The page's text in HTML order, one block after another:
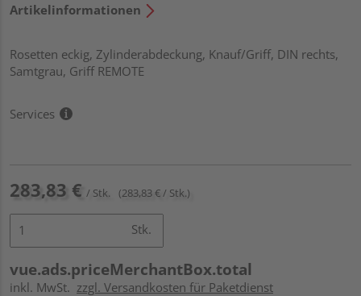
Artikelinformationen
Rosetten eckig, Zylinderabdeckung, Knauf/Griff, DIN rechts,
Samtgrau, Griff REMOTE
Services
283,83 € / Stk. (283,83 € / Stk.)
Stk.
vue.ads.priceMerchantBox.total
inkl. MwSt. zzgl. Versandkosten für Paketdienst